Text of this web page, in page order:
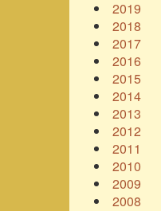
2019
2018
2017
2016
2015
2014
2013
2012
2011
2010
2009
2008